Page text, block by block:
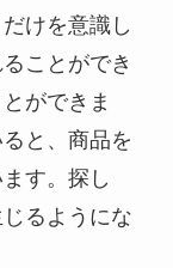
けを意識し
ことができ
ができま
と、商品を
す。探し
るようにな